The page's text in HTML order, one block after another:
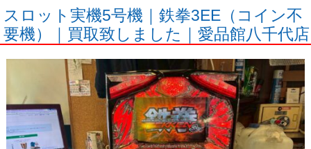
スロット実機5号機｜鉄拳3EE（コイン不
要機）｜買取致しました｜愛品館八千代店